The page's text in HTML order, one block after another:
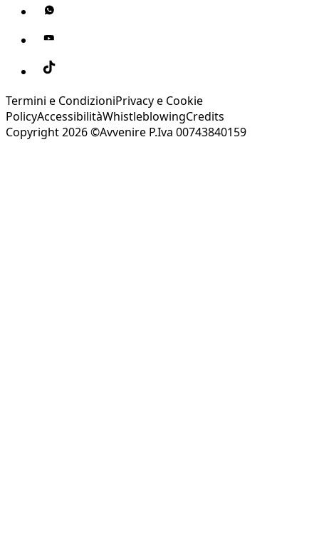
Termini e CondizioniPrivacy e Cookie
PolicyAccessibilitàWhistleblowingCredits
Copyright 2026 ©Avvenire P.Iva 00743840159